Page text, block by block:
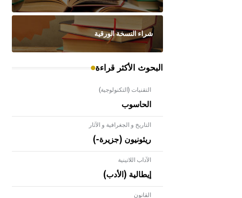
شراء النسخة الورقية
البحوث الأكثر قراءة
التقنيات (التكنولوجية)
الحاسوب
التاريخ و الجغرافية و الآثار
ريئونيون (جزيرة-)
الآداب اللاتينية
إيطالية (الأدب)
القانون- هل تعلم أن الأبلق نوع من الفنون